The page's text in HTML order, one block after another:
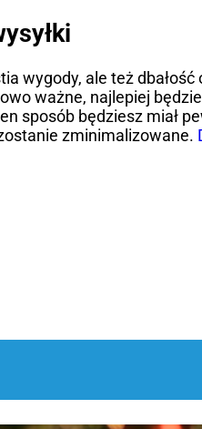
wygody, ale też
ważne, najlepiej
sposób będziesz miał
zminimalizowane.